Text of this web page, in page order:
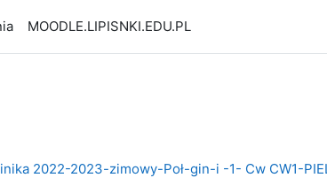
MOODLE.LIPISNKI.EDU.PL
2022-2023-zimowy-Poł-gin-i -1- Cw CW1-